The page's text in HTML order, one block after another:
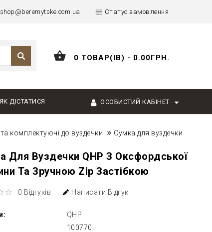
shop@beremytske.com.ua Статус замовлення
0 ТОВАР(ІВ) - 0.00ГРН.
ЯК ДІСТАТИСЯ ОСОБИСТИЙ КАБІНЕТ
комплектуючі до вуздечки Сумка для вуздечки
Для Вуздечки QHP З Оксфордської
Та Зручною Zip Застібкою
0 Відгуків Написати Відгук
QHP
100770